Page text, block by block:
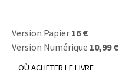
Version Papier 16 €
Version Numérique 10,99 €
OÙ ACHETER LE LIVRE